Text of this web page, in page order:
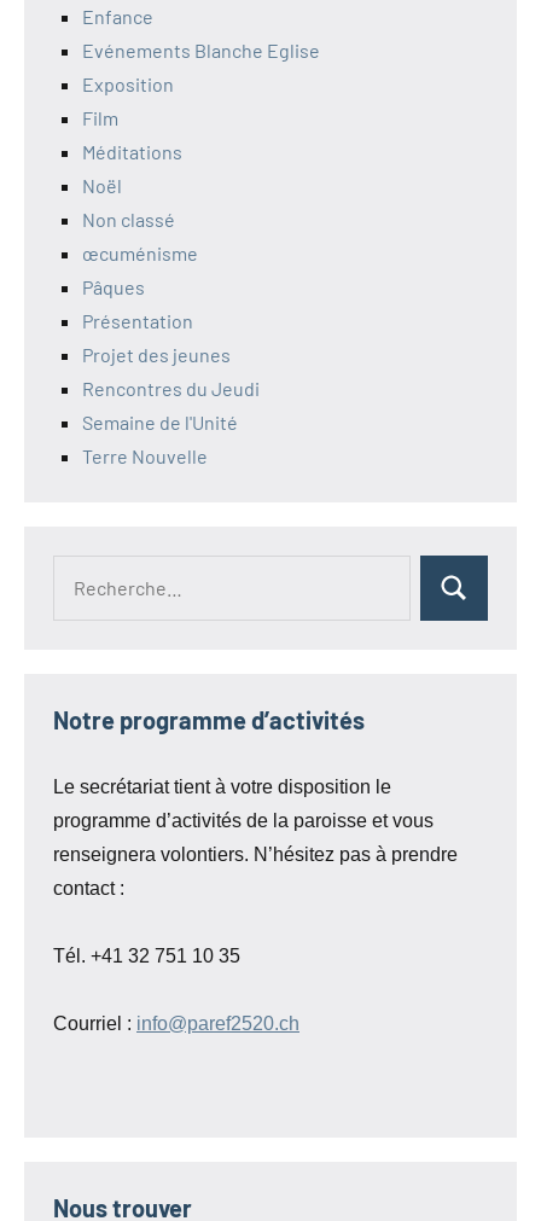
Enfance
Evénements Blanche Eglise
Exposition
Film
Méditations
Noël
Non classé
œcuménisme
Pâques
Présentation
Projet des jeunes
Rencontres du Jeudi
Semaine de l'Unité
Terre Nouvelle
Rechercher
Notre programme d’activités
Le secrétariat tient à votre disposition le
programme d’activités de la paroisse et vous
renseignera volontiers. N’hésitez pas à prendre
contact :
Tél. +41 32 751 10 35
Courriel : info@paref2520.ch
Nous trouver